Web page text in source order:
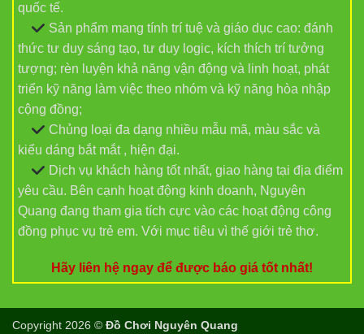
quốc tế.
Sản phẩm mang tính trí tuệ và giáo dục cao: đánh
thức tư duy sáng tạo, tư duy logic, kích thích trí tưởng
tượng; rèn luyện khả năng vận động và linh hoạt, phát
triển kỹ năng làm việc theo nhóm và kỹ năng hòa nhập
cộng đồng;
Chủng loại đa dạng nhiều mẫu mã, màu sắc và
kiểu dáng bắt mắt , hiện đại.
Dịch vụ khách hàng tốt nhất, giao hàng tại địa điểm
yêu cầu. Bên cạnh hoạt động kinh doanh, Nguyên
Quang đang tham gia tích cực vào các hoạt động công
đồng phục vụ trẻ em. Với mục tiêu vì thế giới trẻ thơ.
Hãy liên hệ ngay để được báo giá tốt nhất!
Copyright 2026 © Đồ Chơi Nguyên Quang